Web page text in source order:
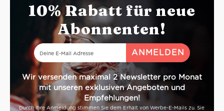
10% Rabatt für neue
Abonnenten!
Wir versenden maximal 2 Newsletter pro Monat
mit unseren exklusiven Angeboten und
Empfehlungen!
Durch Ihre Anmeldung stimmen Sie dem Erhalt von Werbe-E-Mails zu. Sie